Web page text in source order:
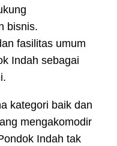
bisnis.
fasilitas umum
Indah sebagai
kategori baik dan
mengakomodir
Indah tak